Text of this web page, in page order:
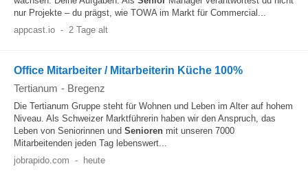
nur Projekte – du prägst, wie TOWA im Markt für Commercial...
appcast.io - 2 Tage alt
Office Mitarbeiter / Mitarbeiterin Küche 100%
Tertianum - Bregenz
Die Tertianum Gruppe steht für Wohnen und Leben im Alter auf hohem
Niveau. Als Schweizer Marktführerin haben wir den Anspruch, das
Leben von Seniorinnen und Senioren mit unseren 7000
Mitarbeitenden jeden Tag lebenswert...
jobrapido.com - heute